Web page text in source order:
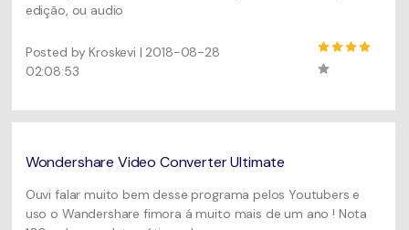
edição, ou audio
Posted by Kroskevi | 2018-08-28
02:08:53
Wondershare Video Converter Ultimate
Ouvi falar muito bem desse programa pelos Youtubers e
uso o Wandershare fimora á muito mais de um ano ! Nota